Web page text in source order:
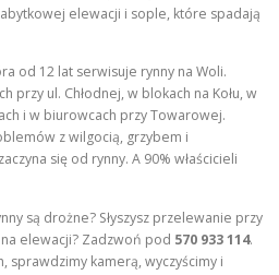
elewacji i sople, które spadają
od 12 lat serwisuje rynny na Woli.
przy ul. Chłodnej, w blokach na Kołu, w
i w biurowcach przy Towarowej.
z wilgocią, grzybem i
się od rynny. A 90% właścicieli
są drożne? Słyszysz przelewanie przy
elewacji? Zadzwoń pod 570 933 114.
sprawdzimy kamerą, wyczyścimy i